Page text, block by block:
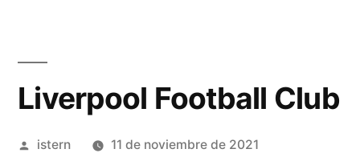
Liverpool Football Club
Publicado
istern 11 de noviembre de 2021